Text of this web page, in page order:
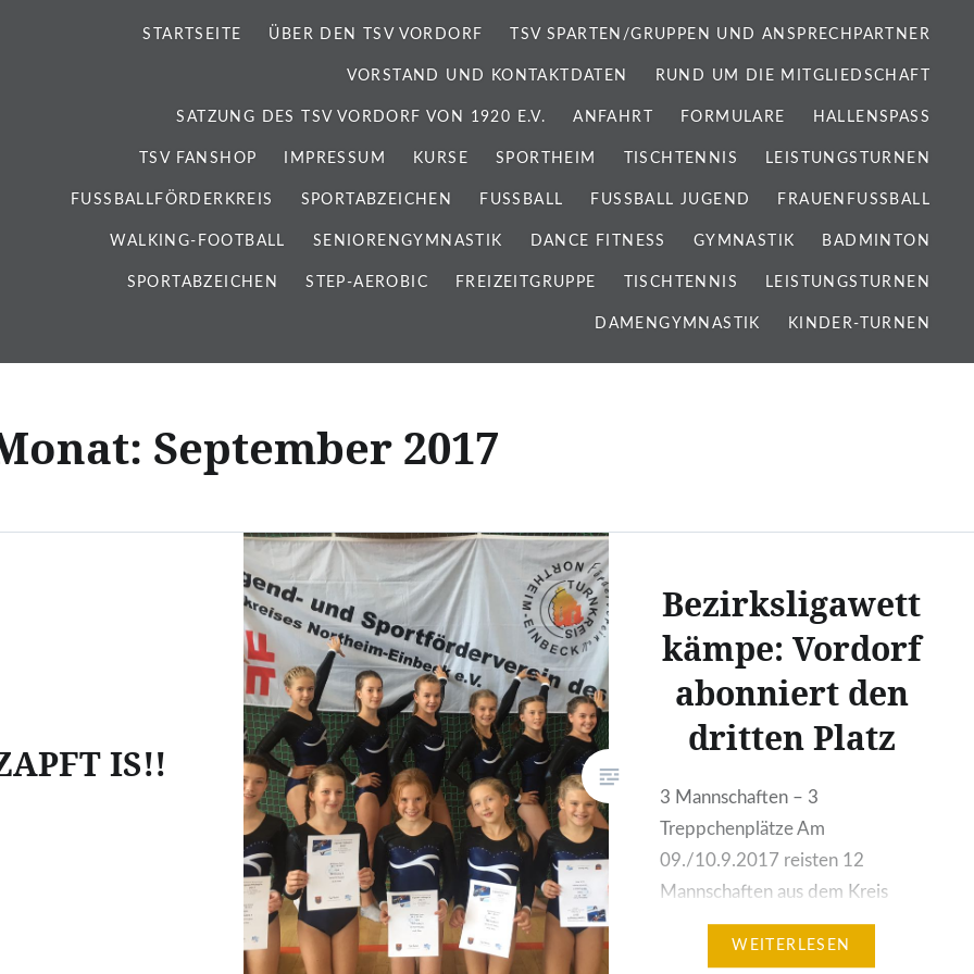
STARTSEITE ÜBER DEN TSV VORDORF TSV SPARTEN/GRUPPEN UND ANSPRECHPARTNER
VORSTAND UND KONTAKTDATEN RUND UM DIE MITGLIEDSCHAFT
SATZUNG DES TSV VORDORF VON 1920 E.V. ANFAHRT FORMULARE HALLENSPASS
TSV FANSHOP IMPRESSUM KURSE SPORTHEIM TISCHTENNIS LEISTUNGSTURNEN
FUSSBALLFÖRDERKREIS SPORTABZEICHEN FUSSBALL FUSSBALL JUGEND FRAUENFUSSBALL
WALKING-FOOTBALL SENIORENGYMNASTIK DANCE FITNESS GYMNASTIK BADMINTON
SPORTABZEICHEN STEP-AEROBIC FREIZEITGRUPPE TISCHTENNIS LEISTUNGSTURNEN
DAMENGYMNASTIK KINDER-TURNEN
September 2017
IS!!
Bezirksligawett
kämpe: Vordorf
abonniert den
dritten Platz
3 Mannschaften – 3
Treppchenplätze Am
09./10.9.2017 reisten 12
Mannschaften aus dem Kreis
Gifhorn zu den
Bezirksligawettkämpfen der
WEITERLESEN